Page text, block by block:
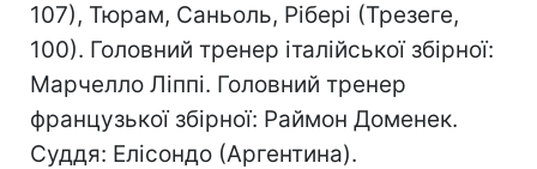
107), Тюрам, Саньоль, Рібері (Трезеге,
100). Головний тренер італійської збірної:
Марчелло Ліппі. Головний тренер
французької збірної: Раймон Доменек.
Суддя: Елісондо (Аргентина).